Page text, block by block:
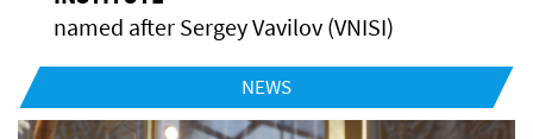
named after Sergey Vavilov (VNISI)
NEWS